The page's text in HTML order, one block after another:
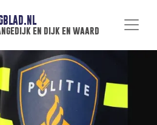
en dijk en waard